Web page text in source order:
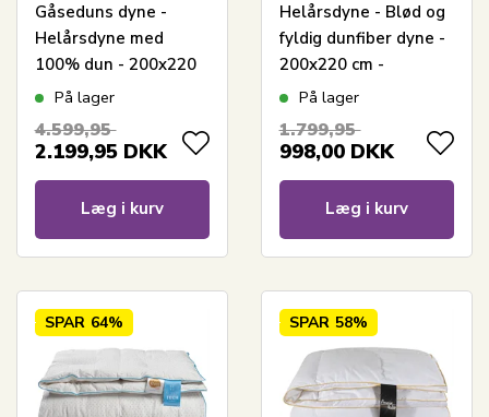
Gåseduns dyne -
Helårsdyne med
100% dun - 200x220
cm - Borg Living
På lager
4.599,95
2.199,95 DKK
Læg i kurv
Helårsdyne - Blød og
fyldig dunfiber dyne -
200x220 cm -
Nordstrand Home
fiberdyne
På lager
1.799,95
998,00 DKK
Læg i kurv
SPAR 64% SPAR 58%